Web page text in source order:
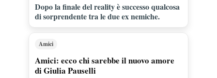
Dopo la finale del reality è successo qualcosa
di sorprendente tra le due ex nemiche.
Amici
Amici: ecco chi sarebbe il nuovo amore
di Giulia Pauselli